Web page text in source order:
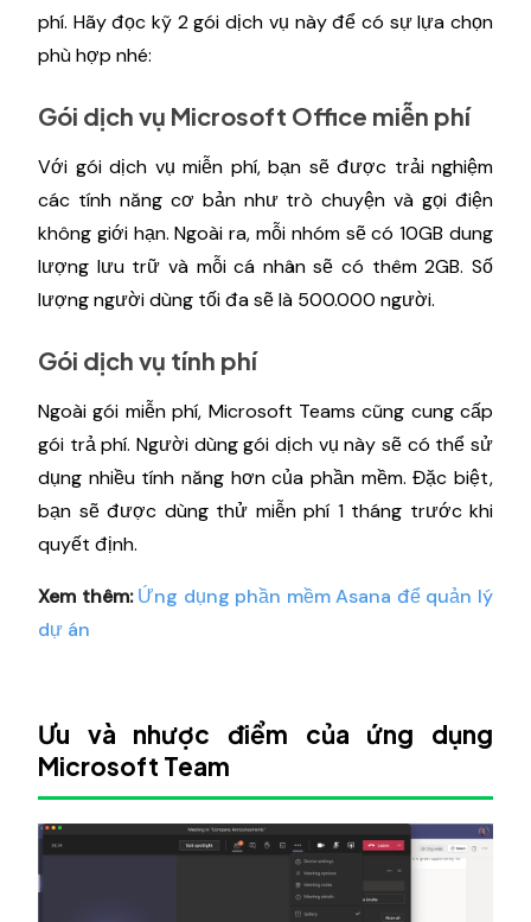
phí. Hãy đọc kỹ 2 gói dịch vụ này để có sự lựa chọn
phù hợp nhé:
Gói dịch vụ Microsoft Office miễn phí
Với gói dịch vụ miễn phí, bạn sẽ được trải nghiệm
các tính năng cơ bản như trò chuyện và gọi điện
không giới hạn. Ngoài ra, mỗi nhóm sẽ có 10GB dung
lượng lưu trữ và mỗi cá nhân sẽ có thêm 2GB. Số
lượng người dùng tối đa sẽ là 500.000 người.
Gói dịch vụ tính phí
Ngoài gói miễn phí, Microsoft Teams cũng cung cấp
gói trả phí. Người dùng gói dịch vụ này sẽ có thể sử
dụng nhiều tính năng hơn của phần mềm. Đặc biệt,
bạn sẽ được dùng thử miễn phí 1 tháng trước khi
quyết định.
Xem thêm: Ứng dụng phần mềm Asana để quản lý
dự án
Ưu và nhược điểm của ứng dụng
Microsoft Team